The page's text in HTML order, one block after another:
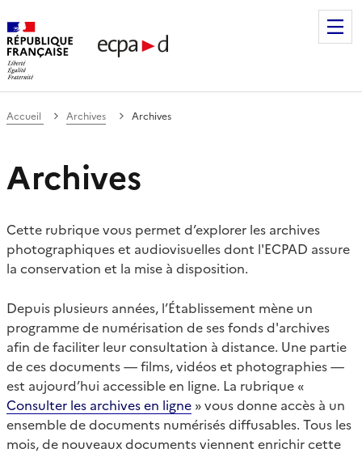
de communication et de production
Accueil Archives Archives
Archives
Cette rubrique vous permet d’explorer les archives
photographiques et audiovisuelles dont l'ECPAD assure
la conservation et la mise à disposition.
Depuis plusieurs années, l’Établissement mène un
programme de numérisation de ses fonds d'archives
afin de faciliter leur consultation à distance. Une partie
de ces documents — films, vidéos et photographies —
est aujourd’hui accessible en ligne. La rubrique «
Consulter les archives en ligne » vous donne accès à un
ensemble de documents numérisés diffusables. Tous les
mois, de nouveaux documents viennent enrichir cette